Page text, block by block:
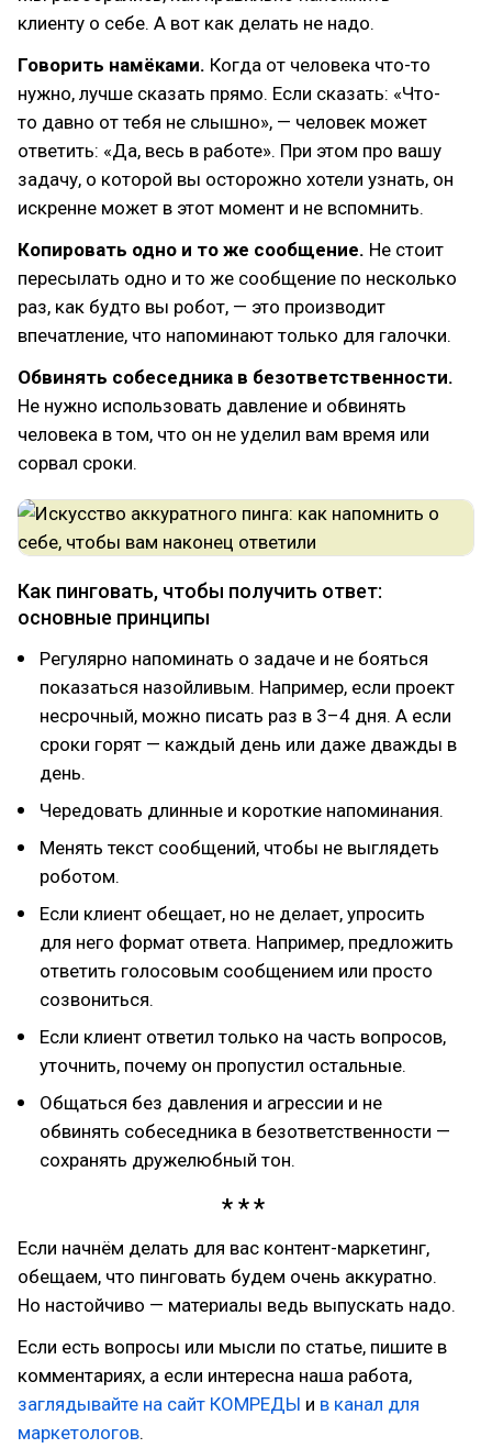
клиенту о себе. А вот как делать не надо.
Говорить намёками. Когда от человека что-то
нужно, лучше сказать прямо. Если сказать: «Что-
то давно от тебя не слышно», — человек может
ответить: «Да, весь в работе». При этом про вашу
задачу, о которой вы осторожно хотели узнать, он
искренне может в этот момент и не вспомнить.
Копировать одно и то же сообщение. Не стоит
пересылать одно и то же сообщение по несколько
раз, как будто вы робот, — это производит
впечатление, что напоминают только для галочки.
Обвинять собеседника в безответственности.
Не нужно использовать давление и обвинять
человека в том, что он не уделил вам время или
сорвал сроки.
Как пинговать, чтобы получить ответ:
основные принципы
Регулярно напоминать о задаче и не бояться
показаться назойливым. Например, если проект
несрочный, можно писать раз в 3–4 дня. А если
сроки горят — каждый день или даже дважды в
день.
Чередовать длинные и короткие напоминания.
Менять текст сообщений, чтобы не выглядеть
роботом.
Если клиент обещает, но не делает, упросить
для него формат ответа. Например, предложить
ответить голосовым сообщением или просто
созвониться.
Если клиент ответил только на часть вопросов,
уточнить, почему он пропустил остальные.
Общаться без давления и агрессии и не
обвинять собеседника в безответственности —
сохранять дружелюбный тон.
Если начнём делать для вас контент-маркетинг,
обещаем, что пинговать будем очень аккуратно.
Но настойчиво — материалы ведь выпускать надо.
Если есть вопросы или мысли по статье, пишите в
комментариях, а если интересна наша работа,
заглядывайте на сайт КОМРЕДЫ и в канал для
маркетологов.